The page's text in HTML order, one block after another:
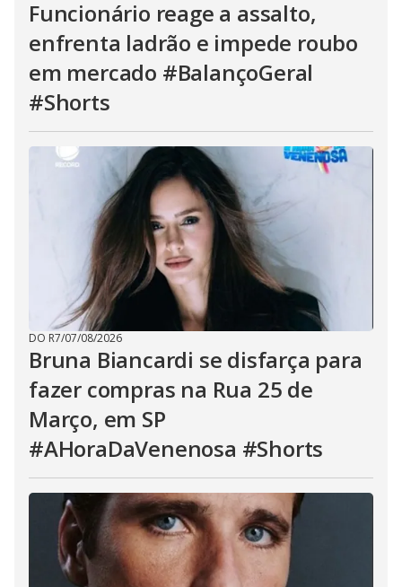
Funcionário reage a assalto,
enfrenta ladrão e impede roubo
em mercado #BalançoGeral
#Shorts
DO R7/07/08/2026
Bruna Biancardi se disfarça para
fazer compras na Rua 25 de
Março, em SP
#AHoraDaVenenosa #Shorts